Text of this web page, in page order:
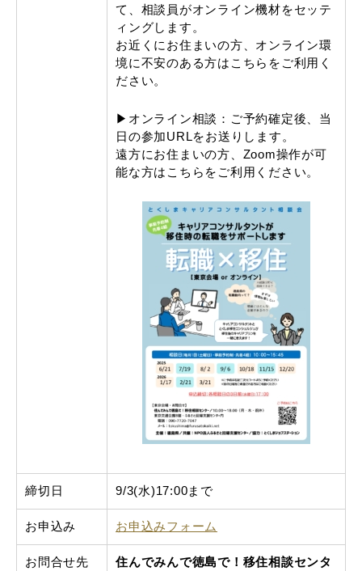
て、相談員がオンライン機材をセッテ
ィングします。
お近くにお住まいの方、オンライン環
境に不安のある方はこちらをご利用く
ださい。
▶オンライン相談：ご予約確定後、当
日の参加URLをお送りします。
遠方にお住まいの方、Zoom操作が可
能な方はこちらをご利用ください。
締切日 9/3(水)17:00まで
お申込み お申込みフォーム
お問合せ先
住んでみんで徳島で！移住相談センタ